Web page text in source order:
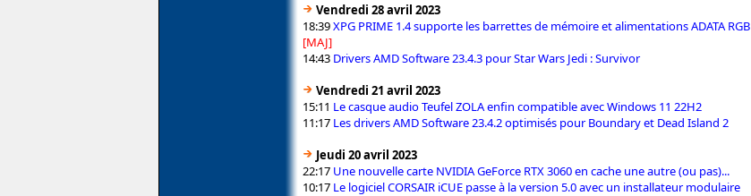
Vendredi 28 avril 2023
18:39XPG PRIME 1.4 supporte les barrettes de mémoire et alimentations ADATA RGB
[MAJ]
14:43 Drivers AMD Software 23.4.3 pour Star Wars Jedi : Survivor
Vendredi 21 avril 2023
15:11 Le casque audio Teufel ZOLA enfin compatible avec Windows 11 22H2
11:17 Les drivers AMD Software 23.4.2 optimisés pour Boundary et Dead Island 2
Jeudi 20 avril 2023
22:17 Une nouvelle carte NVIDIA GeForce RTX 3060 en cache une autre (ou pas)...
10:17 Le logiciel CORSAIR iCUE passe à la version 5.0 avec un installateur modulaire